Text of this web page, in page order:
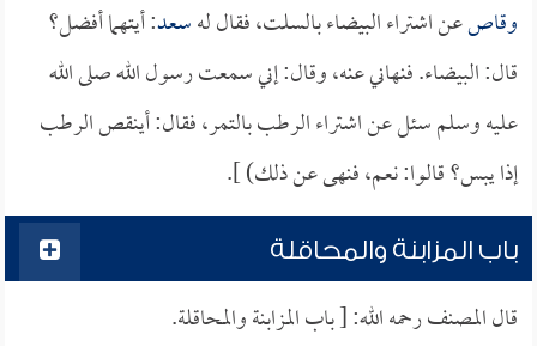
وقاصعن اشتراء البيضاء بالسلت، فقال لهسعد: أيتهما أفضل؟
قال: البيضاء. فنهاني عنه، وقال: إني سمعت رسول الله صلى الله
عليه وسلم سئل عن اشتراء الرطب بالتمر، فقال: أينقص الرطب
إذا يبس؟ قالوا: نعم، فنهى عن ذلك) ].
باب المزابنة والمحاقلة
قال المصنف رحمه الله: [ باب المزابنة والمحاقلة.